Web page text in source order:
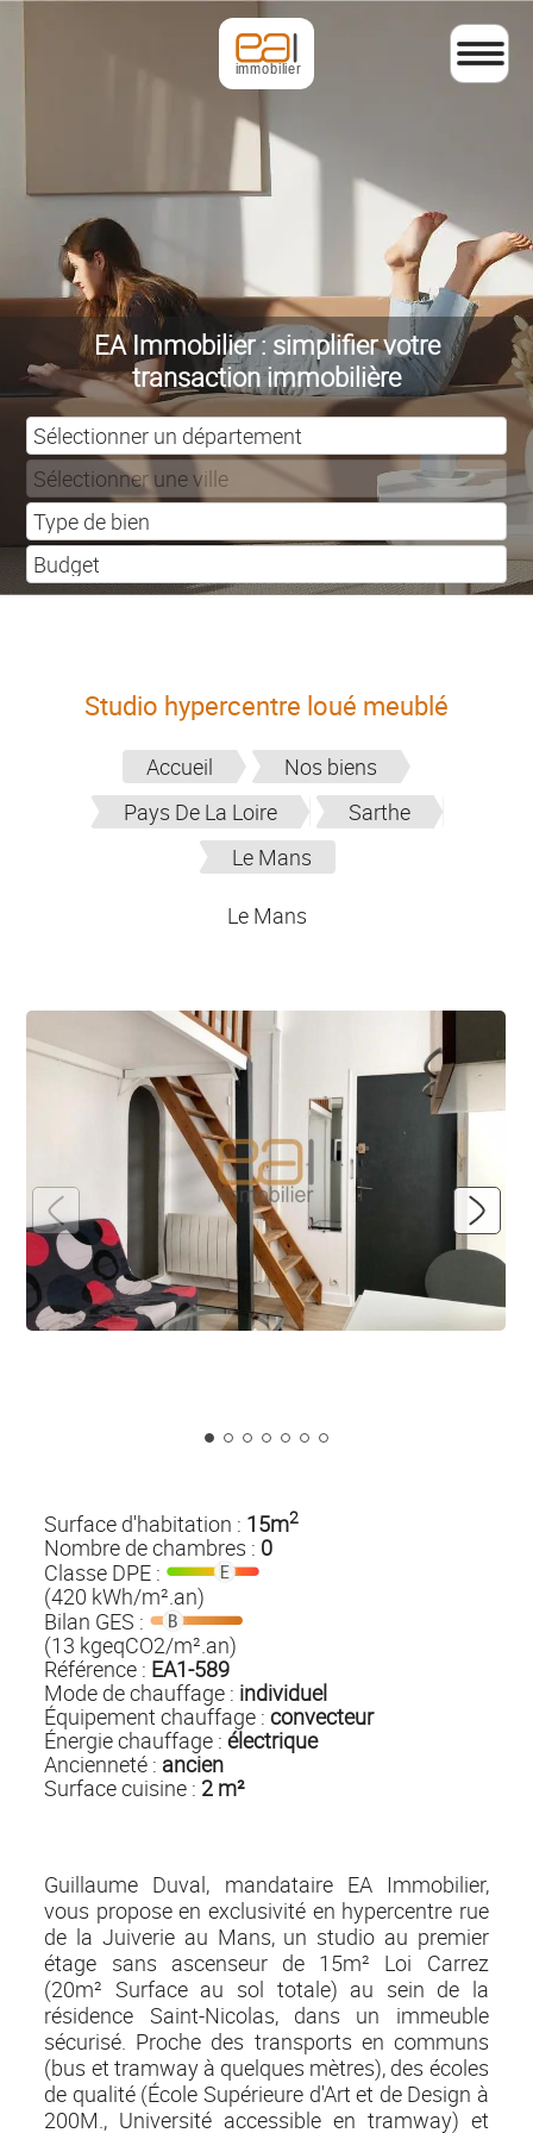
EA Immobilier : simplifier votre
transaction immobilière
Studio hypercentre loué meublé
Accueil
Nos biens
Pays De La Loire
Sarthe
Le Mans
Le Mans
Surface d'habitation : 15m2
Nombre de chambres : 0
Classe DPE :
(420 kWh/m².an)
Bilan GES :
(13 kgeqCO2/m².an)
Référence : EA1-589
Mode de chauffage : individuel
Équipement chauffage :convecteur
Énergie chauffage :électrique
Ancienneté : ancien
Surface cuisine : 2 m²
Guillaume Duval, mandataire EA Immobilier,
vous propose en exclusivité en hypercentre rue
de la Juiverie au Mans, un studio au premier
étage sans ascenseur de 15m² Loi Carrez
(20m² Surface au sol totale) au sein de la
résidence Saint-Nicolas, dans un immeuble
sécurisé. Proche des transports en communs
(bus et tramway à quelques mètres), des écoles
de qualité (École Supérieure d'Art et de Design à
200M., Université accessible en tramway) et